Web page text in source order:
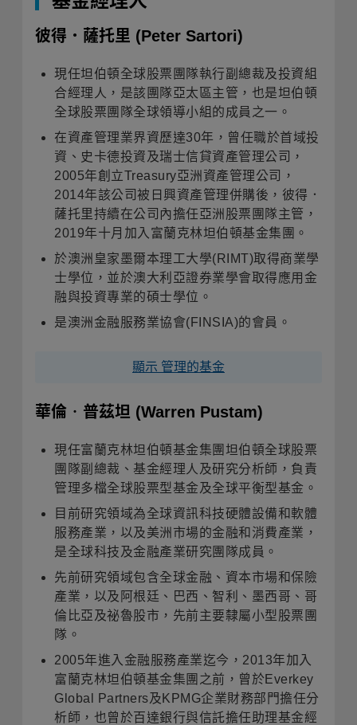
彼得．薩托里 (Peter Sartori)
現任坦伯頓全球股票團隊執行副總裁及投資組
合經理人，是該團隊亞太區主管，也是坦伯頓
全球股票團隊全球領導小組的成員之一 。
在資產管理業界資歷達30年，曾任職於首域投
資、史卡德投資及瑞士信貸資產管理公司，
2005年創立Treasury亞洲資產管理公司，
2014年該公司被日興資產管理併購後，彼得．
薩托里持續在公司內擔任亞洲股票團隊主管，
2019年十月加入富蘭克林坦伯頓基金集團 。
於澳洲皇家墨爾本理工大學(RIMT)取得商業學
士學位，並於澳大利亞證券業學會取得應用金
融與投資專業的碩士學位 。
是澳洲金融服務業協會(FINSIA)的會員 。
顯示 管理的基金
華倫‧普茲坦 (Warren Pustam)
現任富蘭克林坦伯頓基金集團坦伯頓全球股票
團隊副總裁、基金經理人及研究分析師，負責
管理多檔全球股票型基金及全球平衡型基金 。
目前研究領域為全球資訊科技硬體設備和軟體
服務產業，以及美洲市場的金融和消費產業，
是全球科技及金融產業研究團隊成員 。
先前研究領域包含全球金融、資本市場和保險
產業，以及阿根廷、巴西、智利、墨西哥、哥
倫比亞及祕魯股市，先前主要隸屬小型股票團
隊。
2005年進入金融服務產業迄今，2013年加入
富蘭克林坦伯頓基金集團之前，曾於Everkey
Global Partners及KPMG企業財務部門擔任分
析師，也曾於百達銀行與信託擔任助理基金經